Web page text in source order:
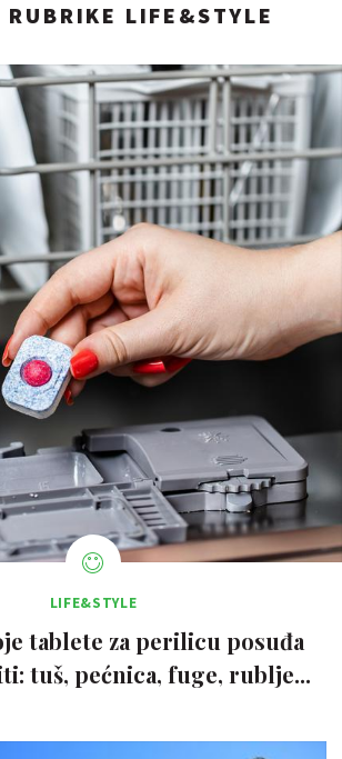
LIFE&STYLE
LIFE&STYLE
tablete za perilicu posuđa
tuš, pećnica, fuge, rublje...